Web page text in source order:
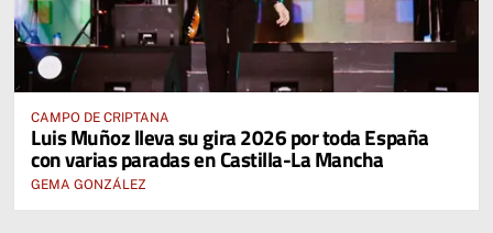
CAMPO DE CRIPTANA
Luis Muñoz lleva su gira 2026 por toda España
con varias paradas en Castilla-La Mancha
GEMA GONZÁLEZ